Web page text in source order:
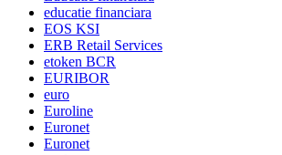
educatie financiara
EOS KSI
ERB Retail Services
etoken BCR
EURIBOR
euro
Euroline
Euronet
Euronet